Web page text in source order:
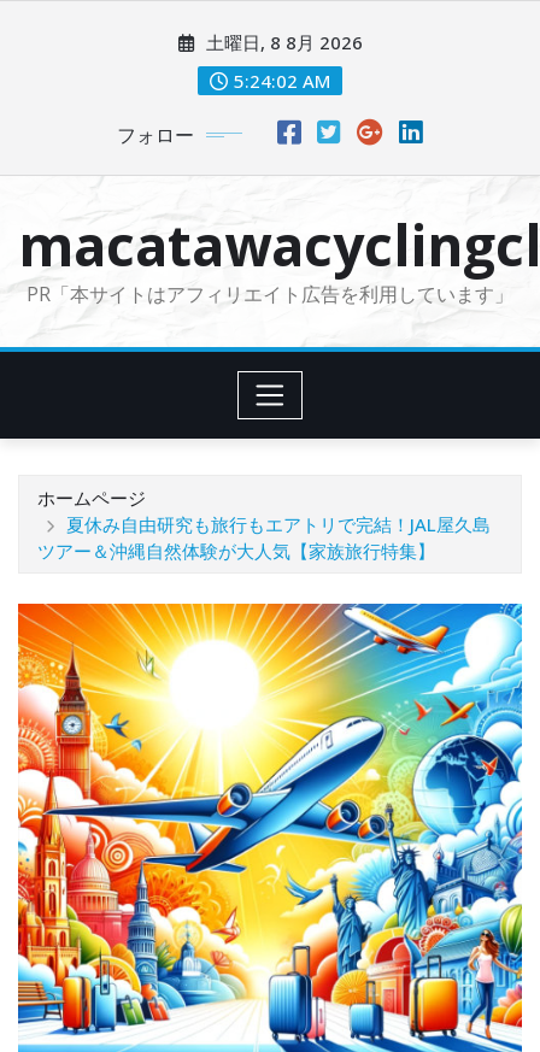
に
土曜日, 8 8月 2026
5:24:03 AM
フォロー
PR「本サイトはアフィリエイト広告を利用しています」
ホームページ
夏休み自由研究も旅行もエアトリで完結！JAL屋久島
ツアー＆沖縄自然体験が大人気【家族旅行特集】